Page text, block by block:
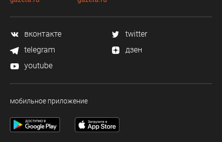
вконтакте
twitter
telegram
дзен
youtube
мобильное приложение